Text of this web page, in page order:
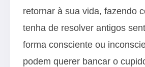
retornar à sua vida, fazendo
tenha de resolver antigos
forma consciente ou
podem querer bancar o